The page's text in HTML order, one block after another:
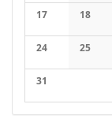
17 18
24 25
31